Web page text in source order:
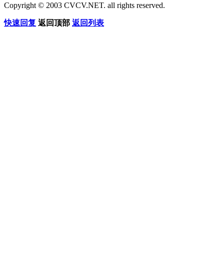
Copyright © 2003 CVCV.NET. all rights reserved.
快速回复 返回顶部 返回列表